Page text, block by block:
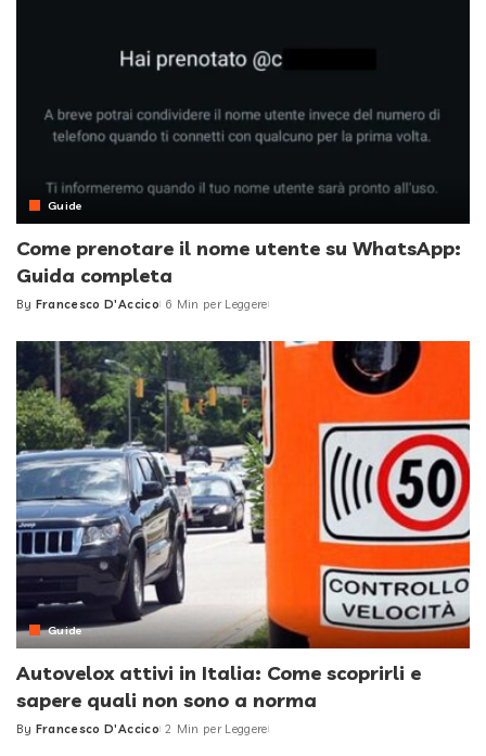
Guide
Come prenotare il nome utente su WhatsApp:
Guida completa
Posted
By Francesco D'Accico 6 Min per Leggere
Guide
Autovelox attivi in Italia: Come scoprirli e
sapere quali non sono a norma
Posted
By Francesco D'Accico 2 Min per Leggere